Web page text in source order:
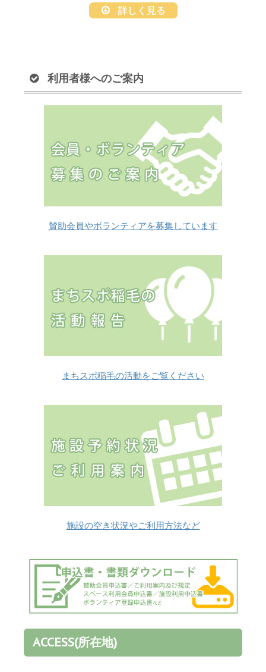
詳しく見る
利用者様へのご案内
賛助会員やボランティアを募集しています
まちスポ稲毛の活動をご覧ください
施設の空き状況やご利用方法など
ACCESS(所在地)